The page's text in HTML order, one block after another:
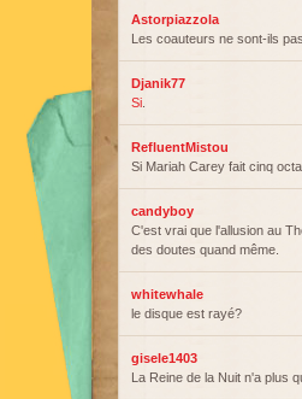
Astorpiazzola
Les coauteurs ne sont-ils
Djanik77
Si
RefluentMistou
Si Mariah Carey fait cinq
candyboy
C'est vrai que l'allusion au
des doutes quand même.
whitewhale
le disque est rayé?
gisele1403
La Reine de la Nuit n'a plus